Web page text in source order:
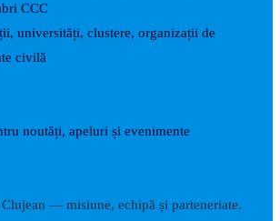
CCC
universități, clustere, organizații de
civilă
noutăți, apeluri și evenimente
— misiune, echipă și parteneriate.